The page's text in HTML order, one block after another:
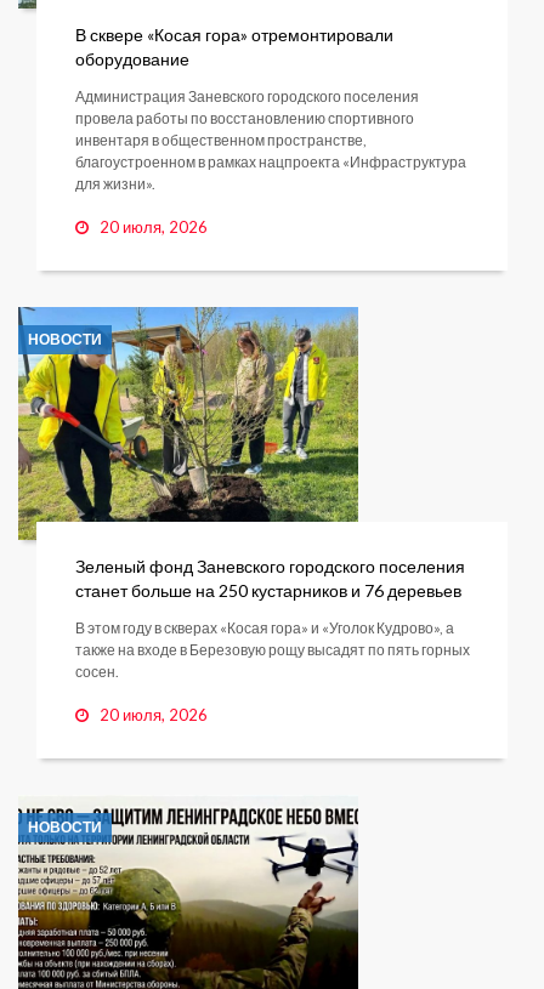
В сквере «Косая гора» отремонтировали
оборудование
Администрация Заневского городского поселения
провела работы по восстановлению спортивного
инвентаря в общественном пространстве,
благоустроенном в рамках нацпроекта «Инфраструктура
для жизни».
20 июля, 2026
НОВОСТИ
Зеленый фонд Заневского городского поселения
станет больше на 250 кустарников и 76 деревьев
В этом году в скверах «Косая гора» и «Уголок Кудрово», а
также на входе в Березовую рощу высадят по пять горных
сосен.
20 июля, 2026
НОВОСТИ